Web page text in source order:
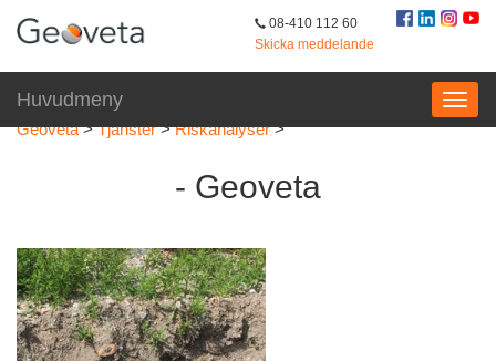
08-410 112 60
Skicka meddelande
Huvudmeny
Geoveta>Tjänster>Riskanalyser>
- Geoveta